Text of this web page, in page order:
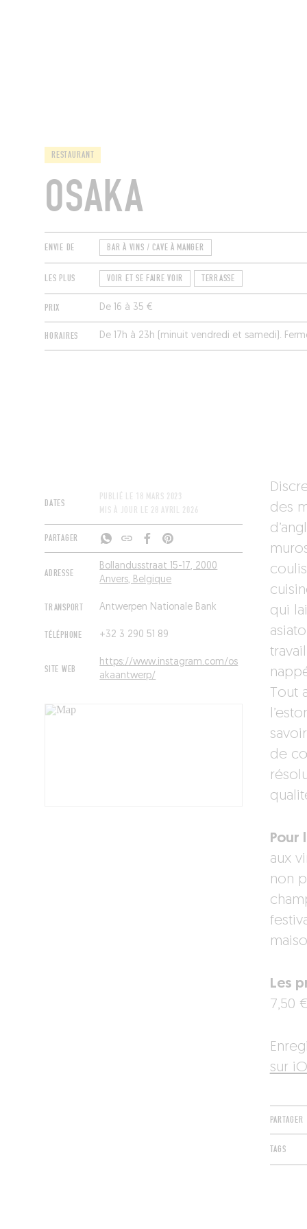
RESTAURANT
OSAKA
ENVIE DE BAR À VINS / CAVE À MANGER
LES PLUS VOIR ET SE FAIRE VOIR TERRASSE
PRIX De 16 à 35 €
HORAIRES De 17h à 23h (minuit vendredi et samedi).
DATES
PUBLIÉ LE
18 MARS 2023
MIS À JOUR LE 28 AVRIL 2026
PARTAGER
ADRESSE
Bollandusstraat 15-17, 2000
Anvers, Belgique
TRANSPORT Antwerpen Nationale Bank
TÉLÉPHONE +32 3 290 51 89
SITE WEB
https://www.instagram.com/os
akaantwerp/
des
qui
de
Pour
aux
non
Les
7,50
sur
PARTAGER
TAGS